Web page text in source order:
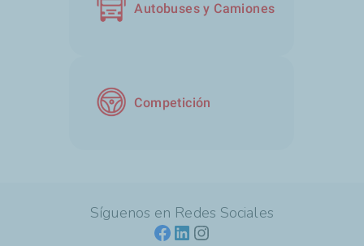
Autobuses y Camiones
Competición
Síguenos en Redes Sociales